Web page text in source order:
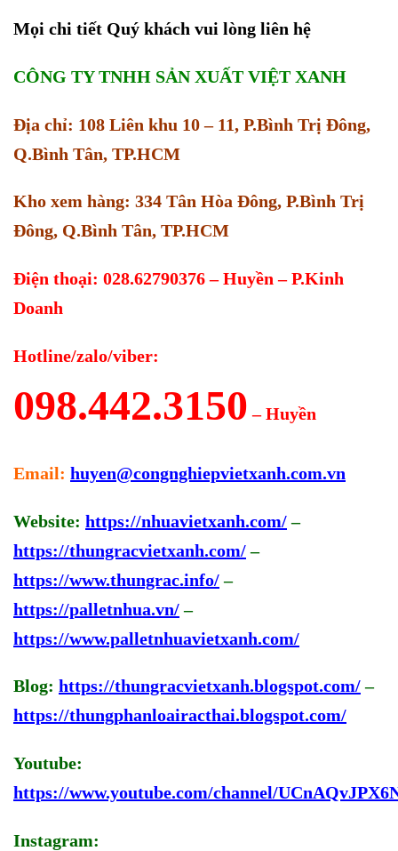
Mọi chi tiết Quý khách vui lòng liên hệ
CÔNG TY TNHH SẢN XUẤT VIỆT XANH
Địa chỉ: 108 Liên khu 10 – 11, P.Bình Trị Đông,
Q.Bình Tân, TP.HCM
Kho xem hàng: 334 Tân Hòa Đông, P.Bình Trị
Đông, Q.Bình Tân, TP.HCM
Điện thoại: 028.62790376 – Huyền – P.Kinh
Doanh
Hotline/zalo/viber:
098.442.3150 – Huyền
Email: huyen@congnghiepvietxanh.com.vn
Website: https://nhuavietxanh.com/–
https://thungracvietxanh.com/–
https://www.thungrac.info/ –
https://palletnhua.vn/–
https://www.palletnhuavietxanh.com/
Blog: https://thungracvietxanh.blogspot.com/ –
https://thungphanloairacthai.blogspot.com/
Youtube:
https://www.youtube.com/channel/
Instagram: